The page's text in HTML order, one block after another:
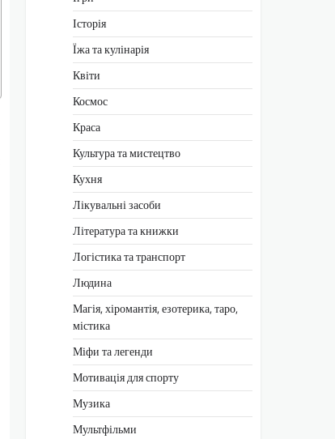
Історія
Їжа та кулінарія
Квіти
Космос
Краса
Культура та мистецтво
Кухня
Лікувальні засоби
Література та книжки
Логістика та транспорт
Людина
Магія, хіромантія, езотерика, таро,
містика
Міфи та легенди
Мотивація для спорту
Музика
Мультфільми